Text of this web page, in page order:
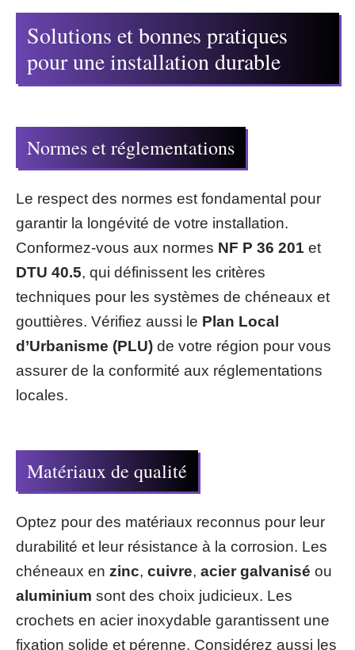
Solutions et bonnes pratiques
pour une installation durable
Normes et réglementations
Le respect des normes est fondamental pour
garantir la longévité de votre installation.
Conformez-vous aux normes NF P 36 201 et
DTU 40.5, qui définissent les critères
techniques pour les systèmes de chéneaux et
gouttières. Vérifiez aussi le Plan Local
d’Urbanisme (PLU) de votre région pour vous
assurer de la conformité aux réglementations
locales.
Matériaux de qualité
Optez pour des matériaux reconnus pour leur
durabilité et leur résistance à la corrosion. Les
chéneaux en zinc, cuivre, acier galvanisé ou
aluminium sont des choix judicieux. Les
crochets en acier inoxydable garantissent une
fixation solide et pérenne. Considérez aussi les